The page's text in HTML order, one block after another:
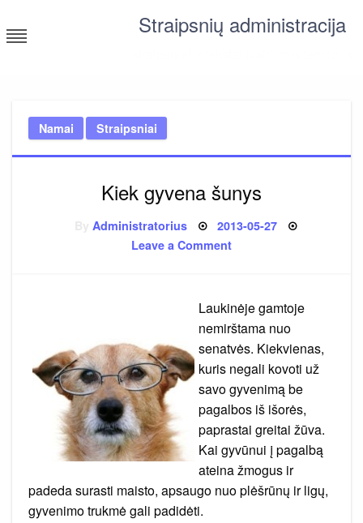
to
content
Straipsnių administracija
Namai Straipsniai
Kiek gyvena šunys
Administratorius Posted
2013-05-27
Leave a Commenton
Laukinėje gamtoje
nemirštama nuo
senatvės. Kiekvienas,
kuris negali kovoti už
savo gyvenimą be
pagalbos iš išorės,
paprastai greitai žūva.
Kai gyvūnui į pagalbą
ateina žmogus ir
padeda surasti maisto, apsaugo nuo plėšrūnų ir ligų,
gyvenimo trukmė gali padidėti.